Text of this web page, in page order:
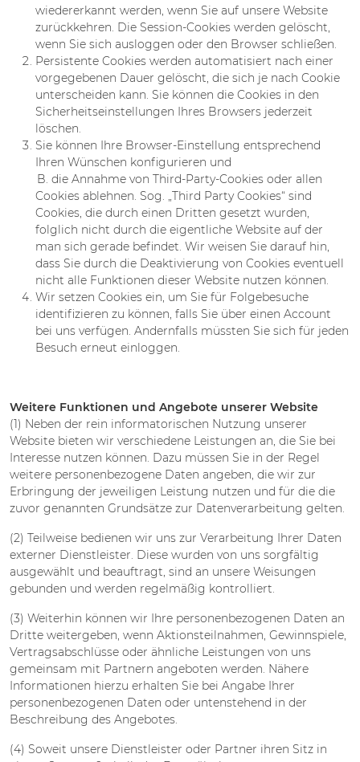
wiedererkannt werden, wenn Sie auf unsere Website
zurückkehren. Die Session-Cookies werden gelöscht,
wenn Sie sich ausloggen oder den Browser schließen.
Persistente Cookies werden automatisiert nach einer
vorgegebenen Dauer gelöscht, die sich je nach Cookie
unterscheiden kann. Sie können die Cookies in den
Sicherheitseinstellungen Ihres Browsers jederzeit
löschen.
Sie können Ihre Browser-Einstellung entsprechend
Ihren Wünschen konfigurieren und
B. die Annahme von Third-Party-Cookies oder allen
Cookies ablehnen. Sog. „Third Party Cookies“ sind
Cookies, die durch einen Dritten gesetzt wurden,
folglich nicht durch die eigentliche Website auf der
man sich gerade befindet. Wir weisen Sie darauf hin,
dass Sie durch die Deaktivierung von Cookies eventuell
nicht alle Funktionen dieser Website nutzen können.
Wir setzen Cookies ein, um Sie für Folgebesuche
identifizieren zu können, falls Sie über einen Account
bei uns verfügen. Andernfalls müssten Sie sich für jeden
Besuch erneut einloggen.
Weitere Funktionen und Angebote unserer Website
(1) Neben der rein informatorischen Nutzung unserer
Website bieten wir verschiedene Leistungen an, die Sie bei
Interesse nutzen können. Dazu müssen Sie in der Regel
weitere personenbezogene Daten angeben, die wir zur
Erbringung der jeweiligen Leistung nutzen und für die die
zuvor genannten Grundsätze zur Datenverarbeitung gelten.
(2) Teilweise bedienen wir uns zur Verarbeitung Ihrer Daten
externer Dienstleister. Diese wurden von uns sorgfältig
ausgewählt und beauftragt, sind an unsere Weisungen
gebunden und werden regelmäßig kontrolliert.
(3) Weiterhin können wir Ihre personenbezogenen Daten an
Dritte weitergeben, wenn Aktionsteilnahmen, Gewinnspiele,
Vertragsabschlüsse oder ähnliche Leistungen von uns
gemeinsam mit Partnern angeboten werden. Nähere
Informationen hierzu erhalten Sie bei Angabe Ihrer
personenbezogenen Daten oder untenstehend in der
Beschreibung des Angebotes.
(4) Soweit unsere Dienstleister oder Partner ihren Sitz in